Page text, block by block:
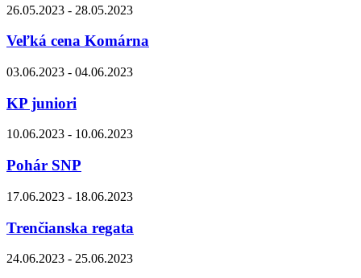
26.05.2023 - 28.05.2023
Veľká cena Komárna
03.06.2023 - 04.06.2023
KP juniori
10.06.2023 - 10.06.2023
Pohár SNP
17.06.2023 - 18.06.2023
Trenčianska regata
24.06.2023 - 25.06.2023